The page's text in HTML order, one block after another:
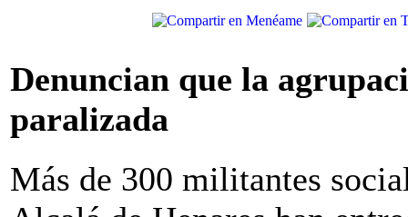
Denuncian que la
paralizada
Más de 300 militantes